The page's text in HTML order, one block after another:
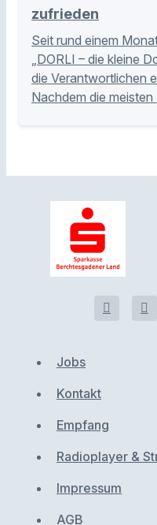
zufrieden
Seit rund einem
„DORLI – die kleine
die Verantwortlichen
Nachdem die
Jobs
Kontakt
Empfang
Radioplayer &
Impressum
AGB